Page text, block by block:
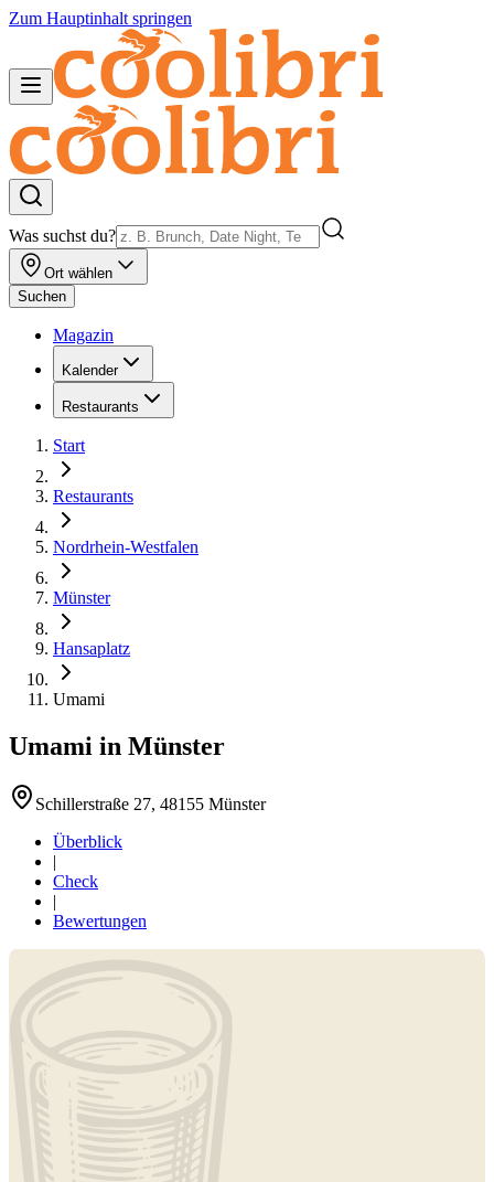
Zum Hauptinhalt springen
Was suchst du?
Ort wählen
Suchen
Magazin
Kalender
Restaurants
Start
Restaurants
Nordrhein-Westfalen
Münster
Hansaplatz
Umami
Umami in Münster
Schillerstraße 27, 48155 Münster
Überblick
|
Check
|
Bewertungen